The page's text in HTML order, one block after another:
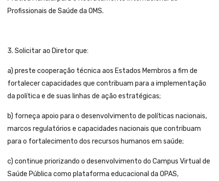
Profissionais de Saúde da OMS.
3. Solicitar ao Diretor que:
a) preste cooperação técnica aos Estados Membros a fim de
fortalecer capacidades que contribuam para a implementação
da política e de suas linhas de ação estratégicas;
b) forneça apoio para o desenvolvimento de políticas nacionais,
marcos regulatórios e capacidades nacionais que contribuam
para o fortalecimento dos recursos humanos em saúde;
c) continue priorizando o desenvolvimento do Campus Virtual de
Saúde Pública como plataforma educacional da OPAS,